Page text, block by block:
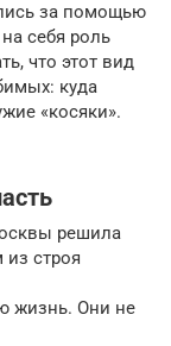
за помощью
себя роль
что этот вид
куда
«косяки».
решила
строя
жизнь. Они не